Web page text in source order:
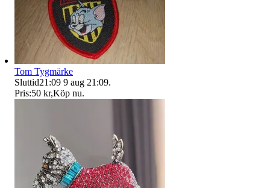
Tom Tygmärke
Sluttid21:09 9 aug 21:09.
Pris:50 kr,Köp nu.